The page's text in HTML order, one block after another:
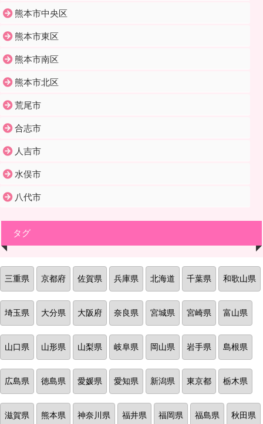
熊本市中央区
熊本市東区
熊本市南区
熊本市北区
荒尾市
合志市
人吉市
水俣市
八代市
タグ
三重県 京都府 佐賀県 兵庫県 北海道 千葉県 和歌山県
埼玉県 大分県 大阪府 奈良県 宮城県 宮崎県 富山県
山口県 山形県 山梨県 岐阜県 岡山県 岩手県 島根県
広島県 徳島県 愛媛県 愛知県 新潟県 東京都 栃木県
滋賀県 熊本県 神奈川県 福井県 福岡県 福島県 秋田県